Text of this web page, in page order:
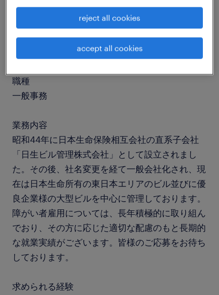
Taisay Building Management Co.,Ltd. (大星ビ
職種
一般事務
業務内容
昭和44年に日本生命保険相互会社の直系子会社
「日生ビル管理株式会社」として設立されまし
た。その後、社名変更を経て一般会社化され、現
在は日本生命所有の東日本エリアのビル並びに優
良企業様の大型ビルを中心に管理しております。
障がい者雇用については、長年積極的に取り組ん
でおり、その方に応じた適切な配慮のもと長期的
な就業実績がございます。皆様のご応募をお待ち
しております。
求められる経験
reject all cookies
accept all cookies